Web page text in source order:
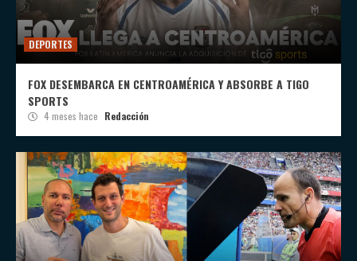
DEPORTES
FOX DESEMBARCA EN CENTROAMÉRICA Y ABSORBE A TIGO
SPORTS
4 meses hace Redacción